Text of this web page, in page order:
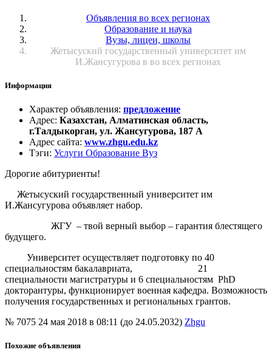
Объявления во всех регионах
Образование и наука
Вузы, лицеи, школы
Жетысуский государственный университет им
И.Жансугурова в во всех регионах
Информация
Характер объявления: предложение
Адрес: Казахстан, Алматинская область,
г.Талдыкорган, ул. Жансугурова, 187 А
Адрес сайта: www.zhgu.edu.kz
Тэги: Услуги Образование Вуз
Дорогие абитуриенты!
Жетысуский государственный университет им
И.Жансугурова объявляет набор.
ЖГУ – твой верный выбор – гарантия блестящего
будущего.
Университет осуществляет подготовку по 40
специальностям бакалавриата, 21
специальности магистратуры и 6 специальностям PhD
докторантуры, функционирует военная кафедра. Возможность
получения государственных и региональных грантов.
№ 7075 24 мая 2018 в 08:11 (до 24.05.2032) Zhgu
Похожие объявления